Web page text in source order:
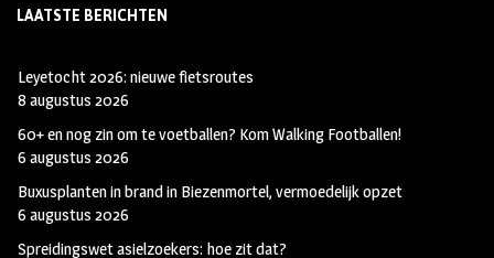
LAATSTE BERICHTEN
Leyetocht 2026: nieuwe fietsroutes
8 augustus 2026
60+ en nog zin om te voetballen? Kom Walking Footballen!
6 augustus 2026
Buxusplanten in brand in Biezenmortel, vermoedelijk opzet
6 augustus 2026
Spreidingswet asielzoekers: hoe zit dat?